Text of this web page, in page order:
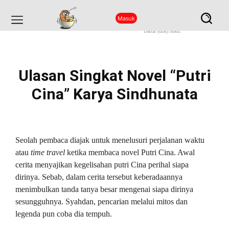
Masuk
Daftar (draf) buku:
Ulasan Singkat Novel “Putri
Cina” Karya Sindhunata
Seolah pembaca diajak untuk menelusuri perjalanan waktu
atautime travel ketika membaca novel Putri Cina. Awal
cerita menyajikan kegelisahan putri Cina perihal siapa
dirinya. Sebab, dalam cerita tersebut keberadaannya
menimbulkan tanda tanya besar mengenai siapa dirinya
sesungguhnya. Syahdan, pencarian melalui mitos dan
legenda pun coba dia tempuh.